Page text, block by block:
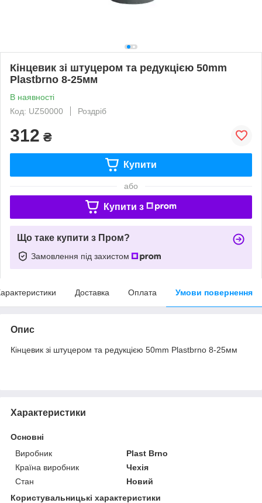
Кінцевик зі штуцером та редукцією 50mm
Plastbrno 8-25мм
В наявності
Код: UZ50000
Роздріб
312 ₴
Купити
або
Купити з
Що таке купити з Пром?
Замовлення під захистом
Доставка Оплата Умови повернення
Опис
Кінцевик зі штуцером та редукцією 50mm Plastbrno 8-25мм
Характеристики
Основні
Виробник
Plast Brno
Країна виробник
Чехія
Стан
Новий
Користувальницькі характеристики